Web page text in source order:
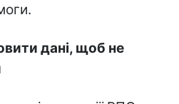
дані, щоб не